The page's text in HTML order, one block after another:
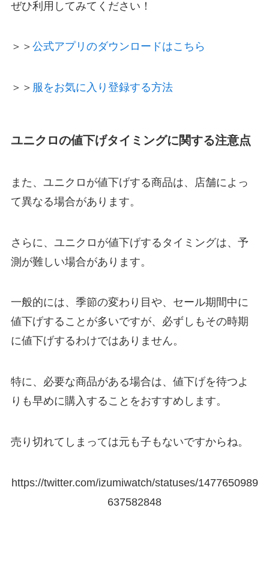
ぜひ利用してみてください！
＞＞ 公式アプリのダウンロードはこちら
＞＞ 服をお気に入り登録する方法
ユニクロの値下げタイミングに関する注意点
また、ユニクロが値下げする商品は、店舗によっ
て異なる場合があります。
さらに、ユニクロが値下げするタイミングは、予
測が難しい場合があります。
一般的には、季節の変わり目や、セール期間中に
値下げすることが多いですが、必ずしもその時期
に値下げするわけではありません。
特に、必要な商品がある場合は、値下げを待つよ
りも早めに購入することをおすすめします。
売り切れてしまっては元も子もないですからね。
https://twitter.com/izumiwatch/statuses/1477650989
637582848